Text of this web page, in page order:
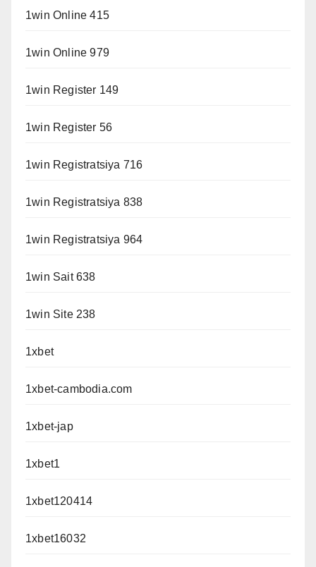
1win Online 415
1win Online 979
1win Register 149
1win Register 56
1win Registratsiya 716
1win Registratsiya 838
1win Registratsiya 964
1win Sait 638
1win Site 238
1xbet
1xbet-cambodia.com
1xbet-jap
1xbet1
1xbet120414
1xbet16032